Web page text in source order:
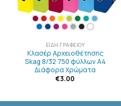
ΕΊΔΗ ΓΡΑΦΕΊΟΥ
Κλασέρ Αρχειοθέτησης
Skag 8/32 750 φύλλων Α4
Διάφορα Χρώματα
€3.00